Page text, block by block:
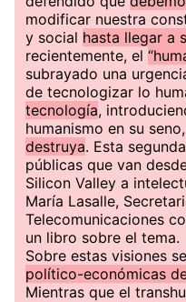
modificar nuestra
y social hasta llegar a
recientemente, el
subrayado una
de tecnologizar lo
tecnología,
humanismo en su seno,
destruya. Esta
públicas que van
Silicon Valley a
María Lasalle,
Telecomunicaciones
un libro sobre el tema.
Sobre estas visiones
político-económicas
Mientras que el